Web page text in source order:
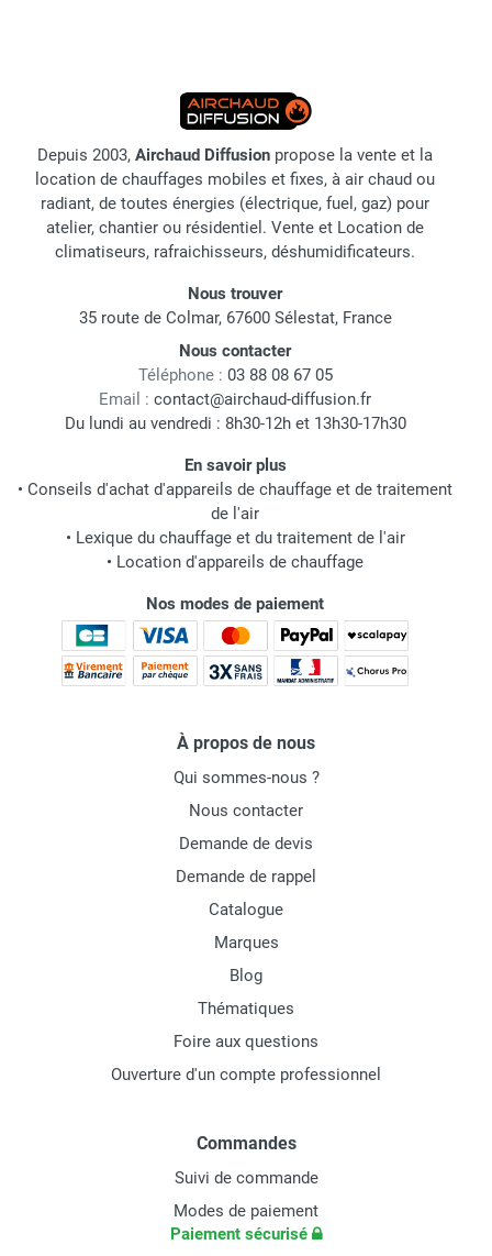
Depuis 2003, Airchaud Diffusion propose la vente et la
location de chauffages mobiles et fixes, à air chaud ou
radiant, de toutes énergies (électrique, fuel, gaz) pour
atelier, chantier ou résidentiel. Vente et Location de
climatiseurs, rafraichisseurs, déshumidificateurs.
Nous trouver
35 route de Colmar, 67600 Sélestat, France
Nous contacter
Téléphone : 03 88 08 67 05
Email : contact@airchaud-diffusion.fr
Du lundi au vendredi : 8h30-12h et 13h30-17h30
En savoir plus
• Conseils d'achat d'appareils de chauffage et de traitement
de l'air
• Lexique du chauffage et du traitement de l'air
• Location d'appareils de chauffage
Nos modes de paiement
À propos de nous
Qui sommes-nous ?
Nous contacter
Demande de devis
Demande de rappel
Catalogue
Marques
Blog
Thématiques
Foire aux questions
Ouverture d'un compte professionnel
Commandes
Suivi de commande
Modes de paiement
Paiement sécurisé